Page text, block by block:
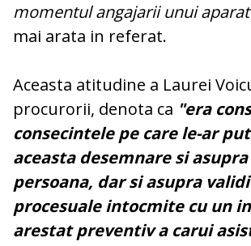
momentul angajarii unui
mai arata in referat.
Aceasta atitudine a Laurei
procurorii, denota ca "era
consecintele pe care le-ar
aceasta desemnare si asupra
persoana, dar si asupra
procesuale intocmite cu un
arestat preventiv a carui